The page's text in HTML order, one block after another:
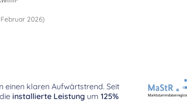
2026)
einen klaren Aufwärtstrend. Seit
installierte Leistung um 125%